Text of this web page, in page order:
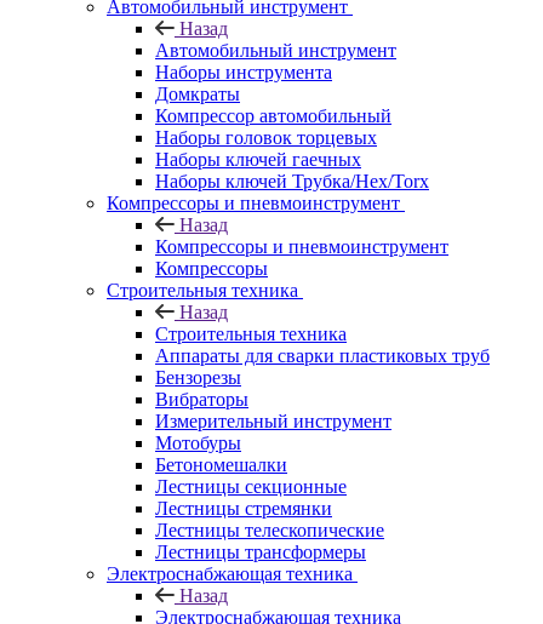
Автомобильный инструмент
Назад
Автомобильный инструмент
Наборы инструмента
Домкраты
Компрессор автомобильный
Наборы головок торцевых
Наборы ключей гаечных
Наборы ключей Трубка/Hex/Torx
Компрессоры и пневмоинструмент
Назад
Компрессоры и пневмоинструмент
Компрессоры
Строительныя техника
Назад
Строительныя техника
Аппараты для сварки пластиковых труб
Бензорезы
Вибраторы
Измерительный инструмент
Мотобуры
Бетономешалки
Лестницы секционные
Лестницы стремянки
Лестницы телескопические
Лестницы трансформеры
Электроснабжающая техника
Назад
Электроснабжающая техника